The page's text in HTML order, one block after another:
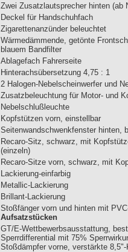
Zwei Zusatzlautsprecher hinten (ab
Deckel für Handschuhfach
Zigarettenanzünder beleuchtet
Wärmedämmende, getönte
blauem Bandfilter
Ablagefach Fahrerseite
Hinterachsübersetzung 4,75 : 1
2 Halogen-Nebelscheinwerfer und
Zusatzbeleuchtung für Motor- und
Nebelschlußleuchte
Kopfstützen vorn, einstellbar
Seitenwandschwenkfenster hinten,
Recaro-Sitz, schwarz, mit
(einzeln)
Recaro-Sitze vorn, schwarz, mit
Lackierung-einfarbig
Metallic-Lackierung
Brillant-Lackierung
Stoßfänger vorn und hinten mit
Aufsatzstücken
GT/E-Wettbewerbsausstattung,
Sperrdifferential mit 75%
Stoßdämpfer vorne, verstärkte 8,5"-